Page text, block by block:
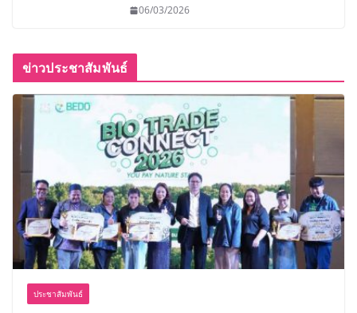
06/03/2026
ข่าวประชาสัมพันธ์
ประชาสัมพันธ์